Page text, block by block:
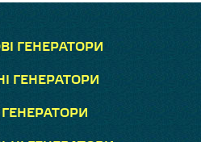
ГЕНЕРАТОРИ
ГЕНЕРАТОРИ
ГЕНЕРАТОРИ